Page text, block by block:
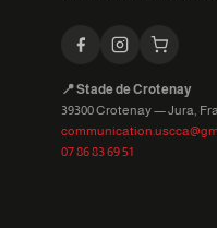
📍 Stade de Crotenay
39300 Crotenay — Jura,
07 86 83 69 51